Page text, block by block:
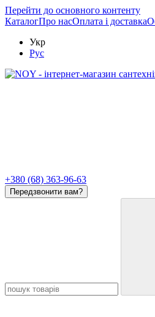
Перейти до основного контенту
КаталогПро насОплата і доставка
Укр
Рус
+380 (68) 363-96-63
Передзвонити вам?